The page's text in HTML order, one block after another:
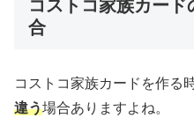
コストコ家族カー
合
コストコ家族カードを作る
違う場合ありますよね。